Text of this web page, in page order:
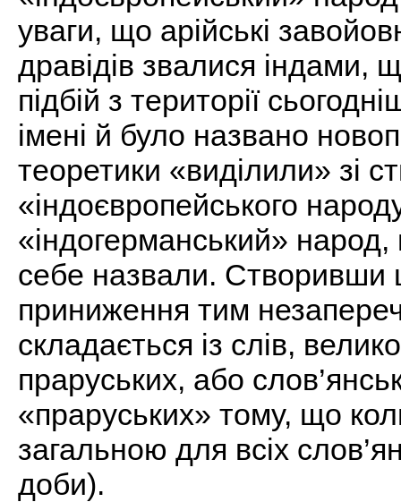
уваги, що арійські
дравідів звалися індами,
підбій з території
імені й було названо
теоретики «виділили» зі
«індоєвропейського
«індогерманський»
себе назвали. Створивши
приниження тим
складається із слів,
праруських, або
«праруських» тому, що
загальною для всіх
доби).